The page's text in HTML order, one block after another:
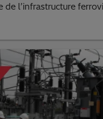
de l’infrastructure